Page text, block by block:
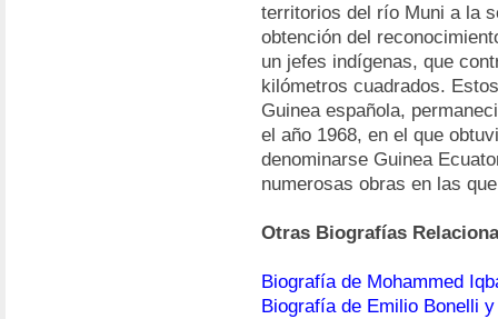
territorios del río Muni a la
obtención del
un jefes indígenas, que
kilómetros cuadrados.
Guinea española,
el año 1968, en el que
denominarse Guinea
numerosas obras en las
Otras Biografías
Biografía de Mohammed
Biografía de Emilio Bonelli